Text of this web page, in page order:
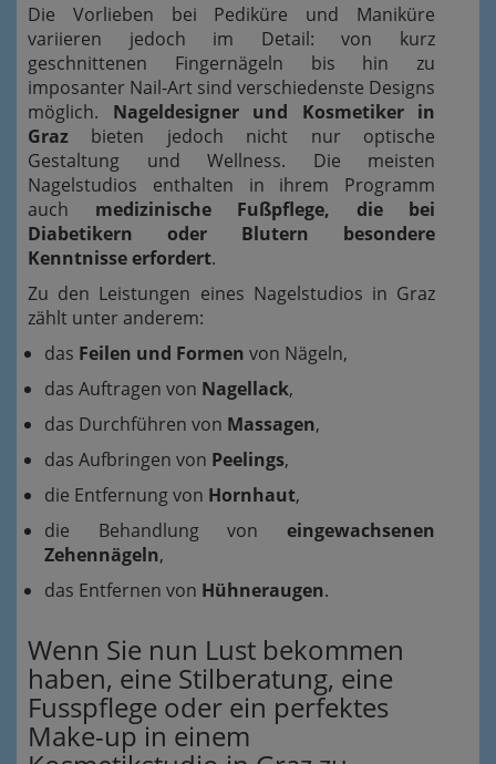
Die Vorlieben bei Pediküre und Maniküre
variieren jedoch im Detail: von kurz
geschnittenen Fingernägeln bis hin zu
imposanter Nail-Art sind verschiedenste Designs
möglich. Nageldesigner und Kosmetiker in
Graz bieten jedoch nicht nur optische
Gestaltung und Wellness. Die meisten
Nagelstudios enthalten in ihrem Programm
auch medizinische Fußpflege, die bei
Diabetikern oder Blutern besondere
Kenntnisse erfordert.
Zu den Leistungen eines Nagelstudios in Graz
zählt unter anderem:
das Feilen und Formen von Nägeln,
das Auftragen von Nagellack,
das Durchführen von Massagen,
das Aufbringen von Peelings,
die Entfernung von Hornhaut,
die Behandlung von eingewachsenen
Zehennägeln,
das Entfernen von Hühneraugen.
Wenn Sie nun Lust bekommen
haben, eine Stilberatung, eine
Fusspflege oder ein perfektes
Make-up in einem